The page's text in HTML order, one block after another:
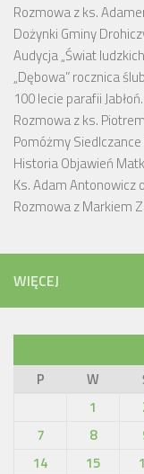
Rozmowa z ks.
Dożynki Gminy
Audycja „Świat
„Dębowa” rocznica
100 lecie parafii
Rozmowa z ks.
Pomóżmy
Historia Objawień
Ks. Adam Antonowicz
Rozmowa z Markiem
WIĘCEJ
P
W
1
7
8
14
15